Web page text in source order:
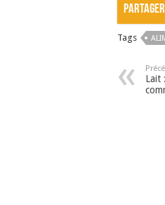
Partager
Tags
Lait